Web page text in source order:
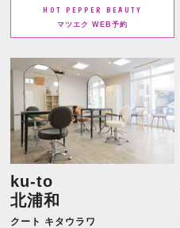
HOT PEPPER BEAUTY
マツエク WEB予約
ku-to
北浦和
クート キタウラワ